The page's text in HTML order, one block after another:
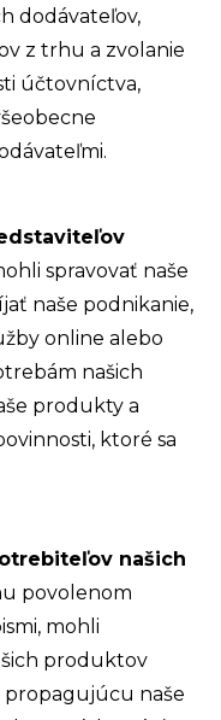
dodávateľov,
z trhu a zvolanie
účtovníctva,
spravovať naše
naše podnikanie,
online alebo
našich
produkty a
ktoré sa
našich
povolenom
mohli
produktov
naše